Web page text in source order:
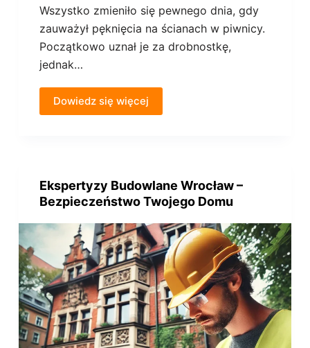
Wszystko zmieniło się pewnego dnia, gdy
zauważył pęknięcia na ścianach w piwnicy.
Początkowo uznał je za drobnostkę,
jednak…
Dowiedz się więcej
Ekspertyzy Budowlane Wrocław –
Bezpieczeństwo Twojego Domu